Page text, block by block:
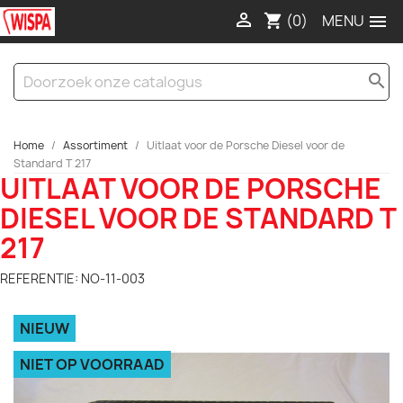

shopping_cart (0)

search
Home Assortiment
Uitlaat voor de Porsche Diesel voor de
Standard T 217
UITLAAT VOOR DE PORSCHE
DIESEL VOOR DE STANDARD T
217
REFERENTIE: NO-11-003
NIEUW
NIET OP VOORRAAD